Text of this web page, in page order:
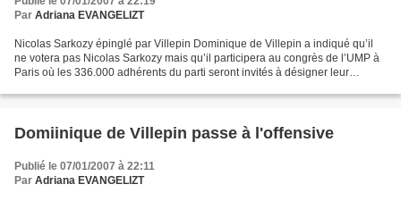
Par Adriana EVANGELIZT
Nicolas Sarkozy épinglé par Villepin Dominique de Villepin a indiqué qu’il
ne votera pas Nicolas Sarkozy mais qu’il participera au congrès de l’UMP à
Paris où les 336.000 adhérents du parti seront invités à désigner leur
Domiinique de Villepin passe à l'offensive
Publié le 07/01/2007 à 22:11
Par Adriana EVANGELIZT